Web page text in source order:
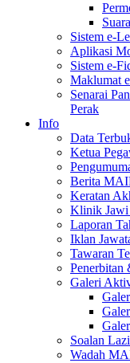
Sistem e-
Aplikasi
Sistem e-
Maklumat
Senarai
Perak
Info
Data
Ketua
Berita
Keratan
Klinik Jawi
Laporan
Iklan
Tawaran
Penerbitan
Galeri
Soalan
Wadah